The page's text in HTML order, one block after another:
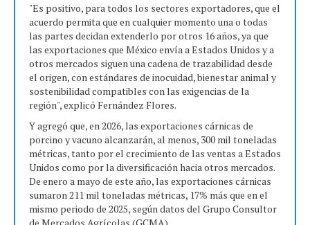
"Es positivo, para todos los sectores exportadores, que el
acuerdo permita que en cualquier momento una o todas
las partes decidan extenderlo por otros 16 años, ya que
las exportaciones que México envía a Estados Unidos y a
otros mercados siguen una cadena de trazabilidad desde
el origen, con estándares de inocuidad, bienestar animal y
sostenibilidad compatibles con las exigencias de la
región", explicó Fernández Flores.
Y agregó que, en 2026, las exportaciones cárnicas de
porcino y vacuno alcanzarán, al menos, 300 mil toneladas
métricas, tanto por el crecimiento de las ventas a Estados
Unidos como por la diversificación hacia otros mercados.
De enero a mayo de este año, las exportaciones cárnicas
sumaron 211 mil toneladas métricas, 17% más que en el
mismo periodo de 2025, según datos del Grupo Consultor